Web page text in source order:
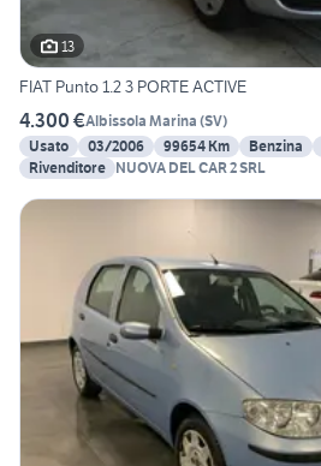
13
FIAT Punto 1.2 3 PORTE ACTIVE
4.300 €Albissola Marina (SV)
Usato
03/2006 99654 Km Benzina
Rivenditore NUOVA DEL CAR 2 SRL